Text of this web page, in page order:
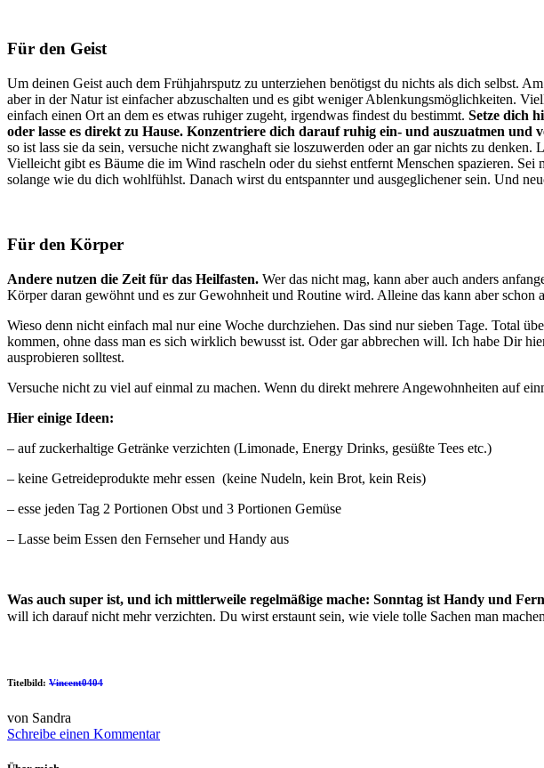
Für den Geist
Um deinen Geist auch dem Frühjahrsputz zu unterziehen benötigst du nichts als dich selbst.
aber in der Natur ist einfacher abzuschalten und es gibt weniger Ablenkungsmöglichkeiten.
einfach einen Ort an dem es etwas ruhiger zugeht, irgendwas findest du bestimmt. Setze dich
oder lasse es direkt zu Hause. Konzentriere dich darauf ruhig ein- und auszuatmen
so ist lass sie da sein, versuche nicht zwanghaft sie loszuwerden oder an gar nichts zu
Vielleicht gibt es Bäume die im Wind rascheln oder du siehst entfernt Menschen spazieren.
solange wie du dich wohlfühlst. Danach wirst du entspannter und ausgeglichener sein. Und
Für den Körper
Andere nutzen die Zeit für das Heilfasten. Wer das nicht mag, kann aber auch anders
Körper daran gewöhnt und es zur Gewohnheit und Routine wird. Alleine das kann aber schon
Wieso denn nicht einfach mal nur eine Woche durchziehen. Das sind nur sieben Tage. Total
kommen, ohne dass man es sich wirklich bewusst ist. Oder gar abbrechen will. Ich habe Dir
ausprobieren solltest.
Versuche nicht zu viel auf einmal zu machen. Wenn du direkt mehrere Angewohnheiten auf
Hier einige Ideen:
– auf zuckerhaltige Getränke verzichten (Limonade, Energy Drinks, gesüßte Tees etc.)
– keine Getreideprodukte mehr essen (keine Nudeln, kein Brot, kein Reis)
– esse jeden Tag 2 Portionen Obst und 3 Portionen Gemüse
– Lasse beim Essen den Fernseher und Handy aus
Was auch super ist, und ich mittlerweile regelmäßige mache: Sonntag ist Handy und
will ich darauf nicht mehr verzichten. Du wirst erstaunt sein, wie viele tolle Sachen man
Titelbild: Vincent0404
von Sandra
Schreibe einen Kommentar